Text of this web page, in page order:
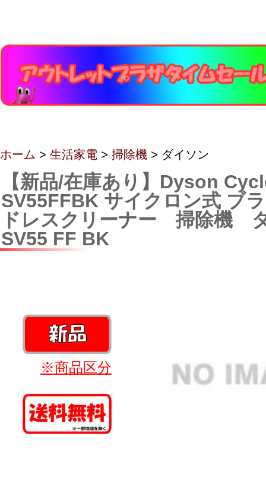
ホーム > 生活家電 > 掃除機 > ダイソン
【新品/在庫あり】Dyson
SV55FFBK サイクロン式 ブ
ドレスクリーナー 掃除機
SV55 FF BK
※商品区分